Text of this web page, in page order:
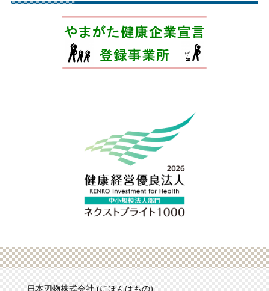
日本刃物株式会社 (にほんはもの)